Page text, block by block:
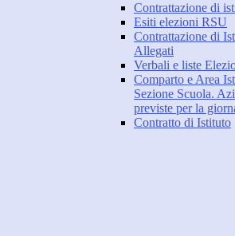
Contrattazione di
Esiti elezioni RSU
Contrattazione di
Allegati
Verbali e liste
Comparto e Area
Sezione Scuola.
previste per la
Contratto di Istituto